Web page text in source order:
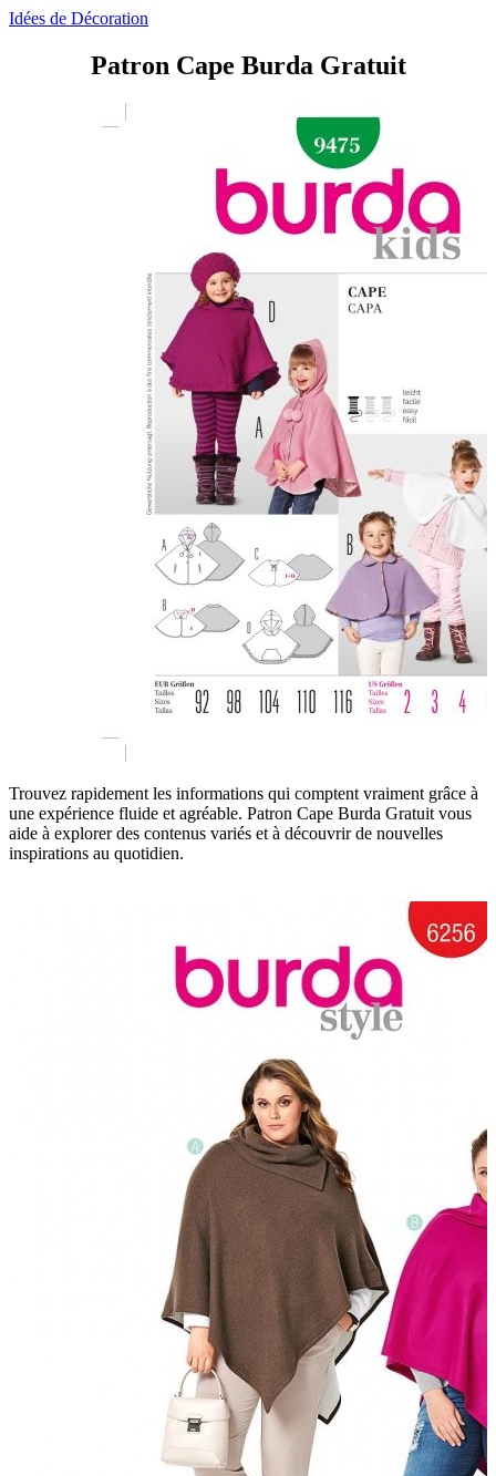
Idées de Décoration
Patron Cape Burda Gratuit
Trouvez rapidement les informations qui comptent vraiment grâce à
une expérience fluide et agréable. Patron Cape Burda Gratuit vous
aide à explorer des contenus variés et à découvrir de nouvelles
inspirations au quotidien.